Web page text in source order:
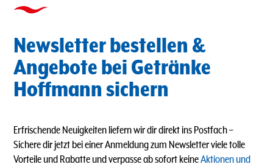
Newsletter bestellen &
Angebote bei Getränke
Hoffmann sichern
Erfrischende Neuigkeiten liefern wir dir direkt ins Postfach–
Sichere dir jetzt bei einer Anmeldung zum Newsletter viele tolle
Vorteile und Rabatte und verpasse ab sofort keineAktionen und